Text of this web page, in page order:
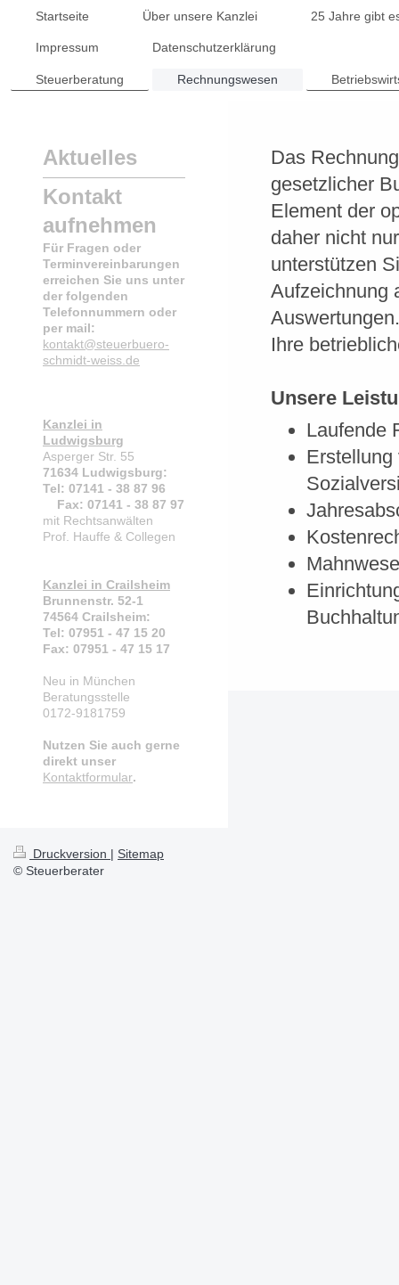
Startseite Über unsere Kanzlei 25 Jahre gibt
Impressum Datenschutzerklärung
Steuerberatung Rechnungswesen
Das
gesetzlicher
Element der
daher nicht
unterstützen
Aufzeichnung
Ihre
Unsere
Laufende
Erstellung
Aktuelles
Kontakt
aufnehmen
Für Fragen oder
Terminvereinbarungen
erreichen Sie uns unter
der folgenden
Telefonnummern oder
per mail:
kontakt@steuerbuero-
schmidt-weiss.de
Kanzlei in
Ludwigsburg
Asperger Str. 55
71634 Ludwigsburg:
Tel: 07141 - 38 87 96
Fax: 07141 - 38 87 97
mit Rechtsanwälten
Prof. Hauffe & Collegen
Kanzlei in Crailsheim
Brunnenstr. 52-1
74564 Crailsheim:
Tel: 07951 - 47 15 20
Fax: 07951 - 47 15 17
Neu in München
Beratungsstelle
0172-9181759
Nutzen Sie auch gerne
direkt unser
Kontaktformular.
Druckversion | Sitemap
© Steuerberater